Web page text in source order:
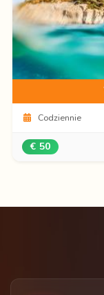
Codziennie
€ 50